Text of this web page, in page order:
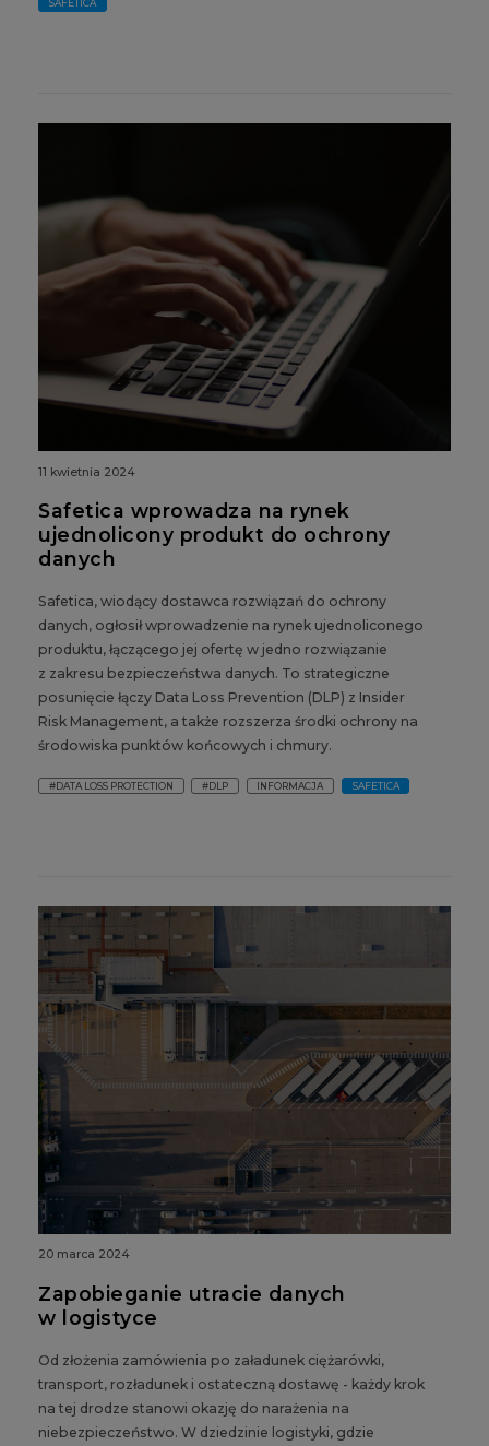
SAFETICA
11 kwietnia 2024
Safetica wprowadza na rynek
ujednolicony produkt do ochrony
danych
Safetica, wiodący dostawca rozwiązań do ochrony
danych, ogłosił wprowadzenie na rynek ujednoliconego
produktu, łączącego jej ofertę w jedno rozwiązanie
z zakresu bezpieczeństwa danych. To strategiczne
posunięcie łączy Data Loss Prevention (DLP) z Insider
Risk Management, a także rozszerza środki ochrony na
środowiska punktów końcowych i chmury.
#DATA LOSS PROTECTION #DLP INFORMACJA SAFETICA
20 marca 2024
Zapobieganie utracie danych
w logistyce
Od złożenia zamówienia po załadunek ciężarówki,
transport, rozładunek i ostateczną dostawę - każdy krok
na tej drodze stanowi okazję do narażenia na
niebezpieczeństwo. W dziedzinie logistyki, gdzie